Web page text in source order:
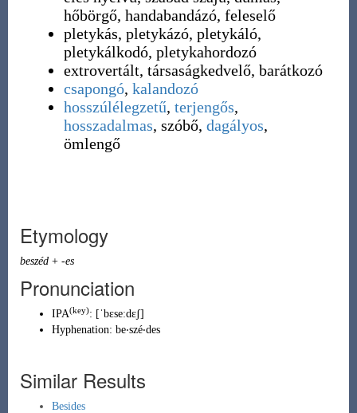
hőbörgő, handabandázó, feleselő
pletykás, pletykázó, pletykáló,
pletykálkodó, pletykahordozó
extrovertált, társaságkedvelő, barátkozó
csapongó, kalandozó
hosszúlélegzetű, terjengős,
hosszadalmas, szóbő, dagályos,
ömlengő
Etymology
beszéd+ -es
Pronunciation
IPA(key): [ˈbɛseːdɛʃ]
Hyphenation: be‧szé‧des
Similar Results
Besides